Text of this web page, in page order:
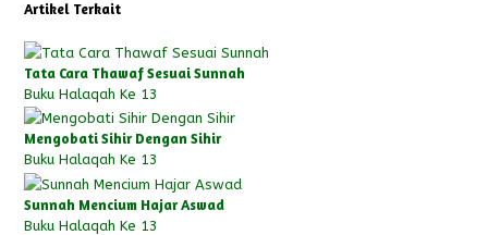
Artikel Terkait
Tata Cara Thawaf Sesuai Sunnah
Buku Halaqah Ke 13
Mengobati Sihir Dengan Sihir
Buku Halaqah Ke 13
Sunnah Mencium Hajar Aswad
Buku Halaqah Ke 13